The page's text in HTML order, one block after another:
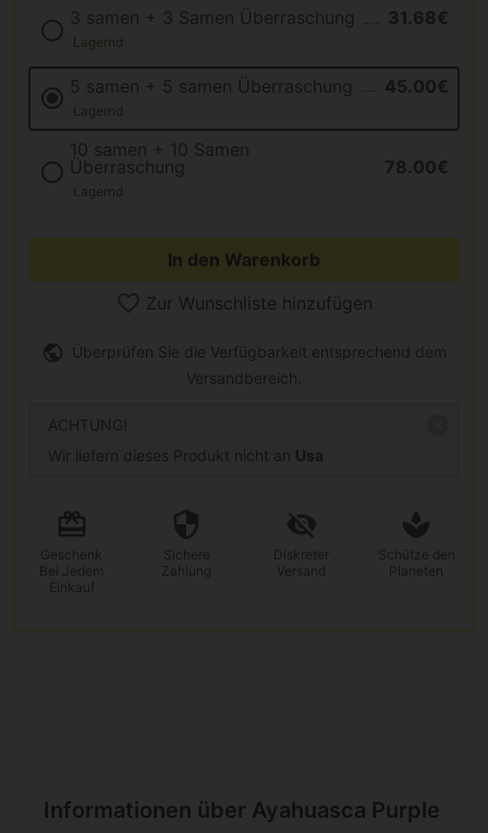
3 samen + 3 Samen Überraschung 31.68€
Lagernd
5 samen + 5 samen Überraschung 45.00€
Lagernd
10 samen + 10 Samen
Überraschung
78.00€
Lagernd
In den Warenkorb
Zur Wunschliste hinzufügen
Überprüfen Sie die Verfügbarkeit entsprechend dem
Versandbereich.
ACHTUNG!
Wir liefern dieses Produkt nicht an Usa
Geschenk
Bei Jedem
Einkauf
Sichere
Zahlung
Diskreter
Versand
Schütze den
Planeten
Informationen über Ayahuasca Purple